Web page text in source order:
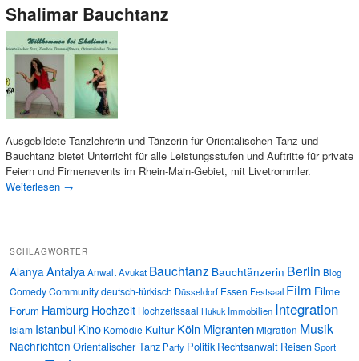
Shalimar Bauchtanz
Ausgebildete Tanzlehrerin und Tänzerin für Orientalischen Tanz und
Bauchtanz bietet Unterricht für alle Leistungsstufen und Auftritte für private
Feiern und Firmenevents im Rhein-Main-Gebiet, mit Livetrommler.
Weiterlesen →
SCHLAGWÖRTER
Alanya AntalyaAnwaltAvukat Bauchtanz Bauchtänzerin Berlin Blog
ComedyCommunitydeutsch-türkisch Düsseldorf Essen Festsaal Film Filme
Forum Hamburg Hochzeit Hochzeitssaal Hukuk Immobilien Integration
Islam IstanbulKino Komödie Kultur Köln MigrantenMigration Musik
Nachrichten Orientalischer Tanz Party Politik Rechtsanwalt ReisenSport